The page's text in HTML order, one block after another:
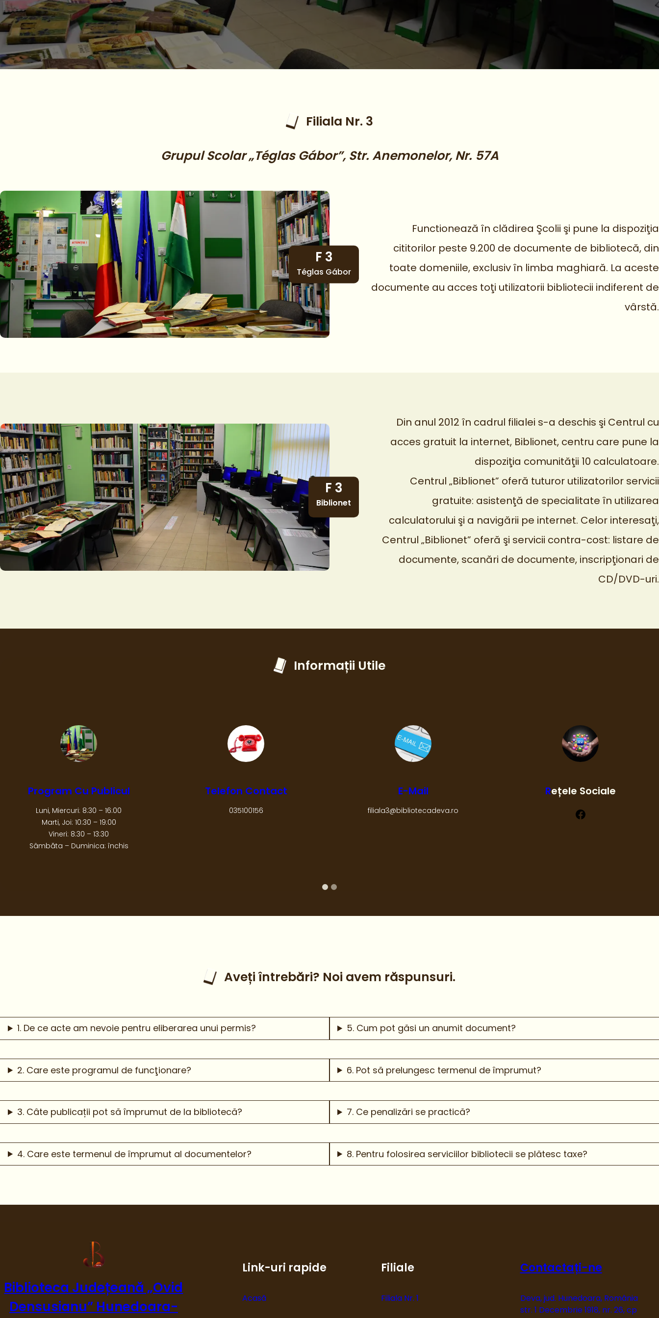
Filiala Nr. 3
Grupul Scolar „Téglas Gábor”, Str. Anemonelor, Nr. 57A
F 3
Téglas Gábor
Functionează în clădirea Şcolii şi pune la dispoziţia
cititorilor peste 9.200 de documente de bibliotecă, din
toate domeniile, exclusiv în limba maghiară. La aceste
documente au acces toţi utilizatorii bibliotecii indiferent de
vârstă.
F 3
Biblionet
Din anul 2012 în cadrul filialei s-a deschis şi Centrul cu
acces gratuit la internet, Biblionet, centru care pune la
dispoziţia comunităţii 10 calculatoare.
Centrul „Biblionet” oferă tuturor utilizatorilor servicii
gratuite: asistenţă de specialitate în utilizarea
calculatorului şi a navigării pe internet. Celor interesaţi,
Centrul „Biblionet” oferă şi servicii contra-cost: listare de
documente, scanări de documente, inscripţionari de
CD/DVD-uri.
Informații Utile
Program Cu Publicul
Luni, Miercuri: 8:30 – 16:00
Marti, Joi: 10:30 – 19:00
Vineri: 8:30 – 13:30
Sâmbăta – Duminica: închis
Telefon Contact
035100156
E-Mail
filiala3@bibliotecadeva.ro
REțele Sociale
Facebook
Aveți întrebări? Noi avem răspunsuri.
1. De ce acte am nevoie pentru eliberarea unui permis?
2. Care este programul de funcţionare?
3. Câte publicații pot să împrumut de la bibliotecă?
4. Care este termenul de împrumut al documentelor?
5. Cum pot găsi un anumit document?
6. Pot să prelungesc termenul de împrumut?
7. Ce penalizări se practică?
8. Pentru folosirea serviciilor bibliotecii se plătesc taxe?
Biblioteca Județeană „Ovid
Densusianu” Hunedoara-
Link-uri rapide
Acasă
Filiale
Filiala Nr. 1
Contactați-ne
Deva, jud. Hunedoara, România
str. 1 Decembrie 1918, nr. 26, cp